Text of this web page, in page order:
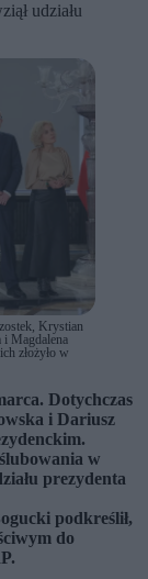
udziału
Krystian
Magdalena
złożyło w
Dotychczas
i Dariusz
w
prezydenta
podkreślił,
do